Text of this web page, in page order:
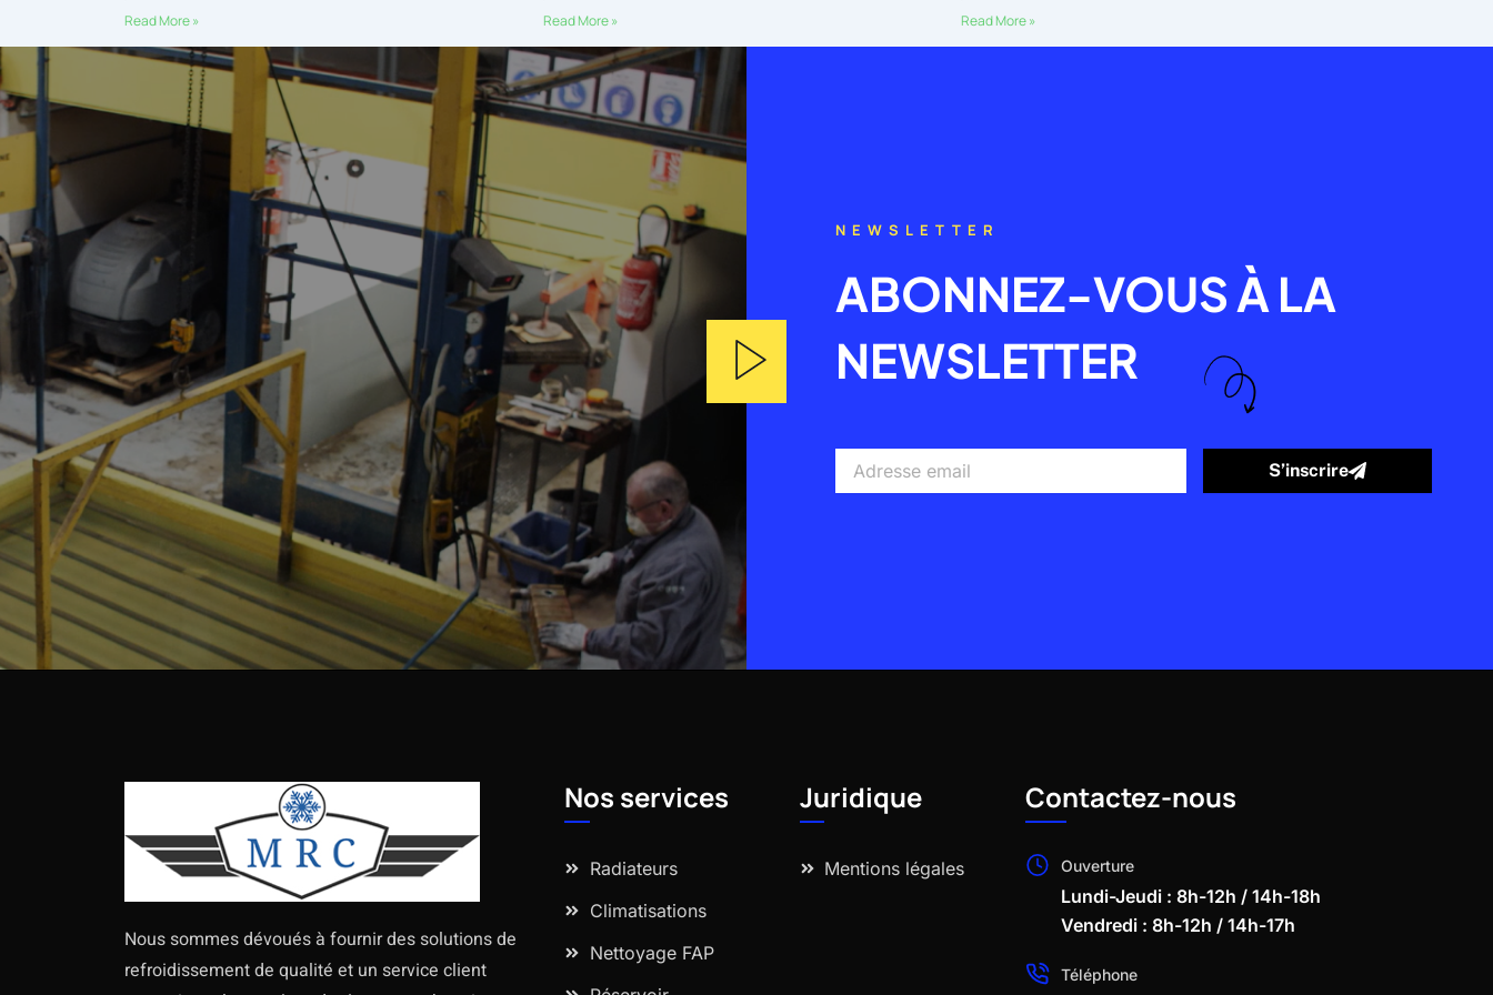
Read More »
Read More »
Read More »
NEWSLETTER
ABONNEZ-VOUS À LA
NEWSLETTER
email
S’inscrire
Nous sommes dévoués à fournir des solutions de
refroidissement de qualité et un service client
Nos services
Radiateurs
Climatisations
Nettoyage FAP
Juridique
Mentions légales
Contactez-nous
Ouverture
Lundi-Jeudi : 8h-12h / 14h-18h
Vendredi : 8h-12h / 14h-17h
Téléphone